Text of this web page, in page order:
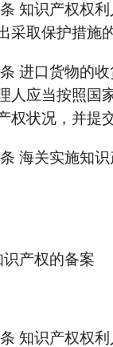
识产权权利
采取保护措施
口货物的收
人应当按照国
权状况，并提
关实施知识
产权的备案
识产权权利